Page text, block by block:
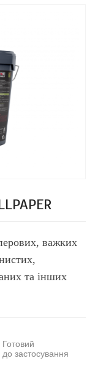
важких
та інших
Готовий
до застосування